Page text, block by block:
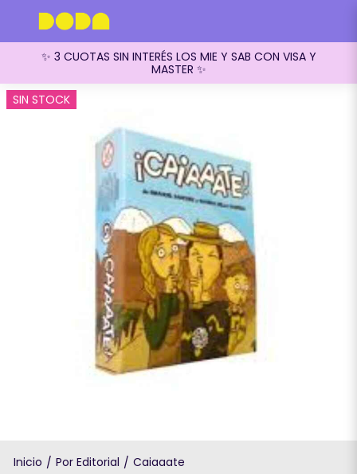
✨ 3 CUOTAS SIN INTERÉS LOS MIE Y SAB CON VISA Y
MASTER ✨
SIN STOCK
Inicio / Por Editorial / Caiaaate